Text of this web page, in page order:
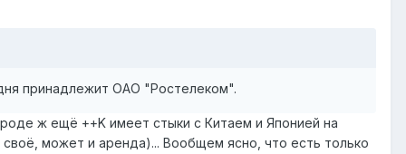
принадлежит ОАО "Ростелеком".
ж ещё ++K имеет стыки с Китаем и Японией на
может и аренда)... Вообщем ясно, что есть только